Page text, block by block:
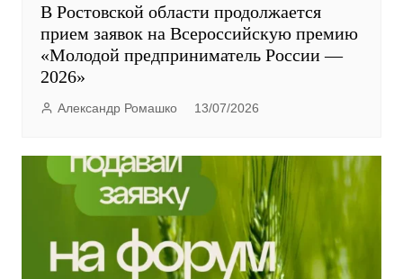
В Ростовской области продолжается
прием заявок на Всероссийскую премию
«Молодой предприниматель России —
2026»
Александр Ромашко 13/07/2026